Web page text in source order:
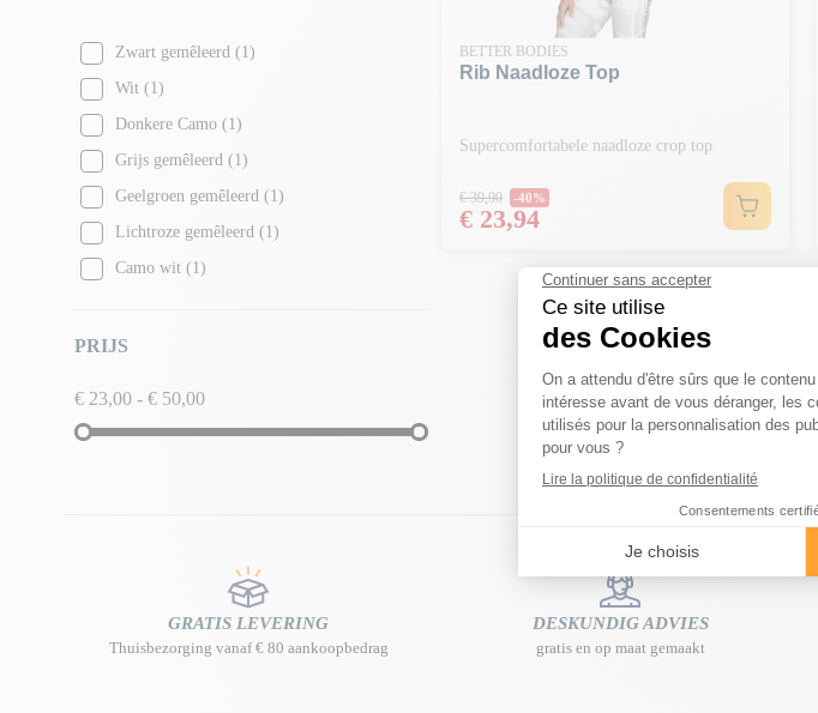
Zwart gemêleerd (1)
Wit (1)
Donkere Camo (1)
Grijs gemêleerd (1)
Geelgroen gemêleerd (1)
Lichtroze gemêleerd (1)
Camo wit (1)
PRIJS
€ 23,00 - € 50,00
BETTER BODIES
Rib Naadloze Top
Supercomfortabele naadloze crop top
Normale prijs
€ 39,90 -40%
Prijs
€ 23,94
GRATIS LEVERING
Thuisbezorging vanaf € 80 aankoopbedrag
DESKUNDIG ADVIES
gratis en op maat gemaakt